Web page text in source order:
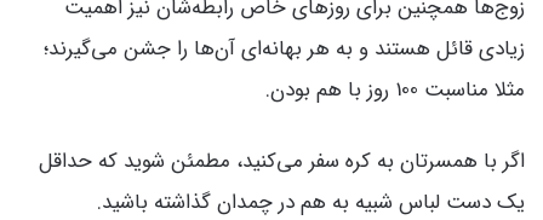
زوج‌ها همچنین برای روزهای خاص رابطه‌شان نیز اهمیت
زیادی قائل هستند و به هر بهانه‌ای آن‌ها را جشن می‌گیرند؛
مثلا مناسبت 100 روز با هم بودن.
اگر با همسرتان به کره سفر می‌کنید، مطمئن شوید که حداقل
یک دست لباس شبیه به هم در چمدان گذاشته باشید.